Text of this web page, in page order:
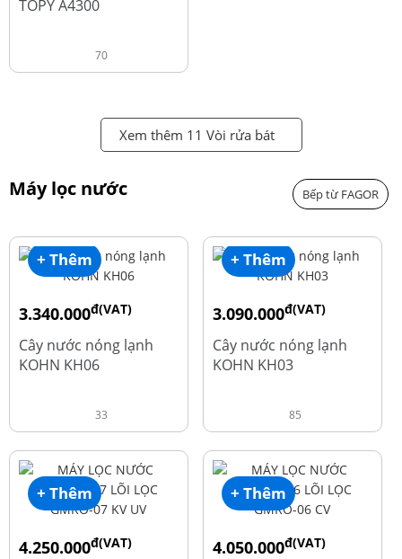
TOPY A4300
70
Xem thêm 11 Vòi rửa bát
Máy lọc nước Bếp từ FAGOR
+ Thêm
3.340.000đ(VAT)
4.550.000
Cây nước nóng lạnh
KOHN KH06
33
+ Thêm
3.090.000đ(VAT)
3.690.000
Cây nước nóng lạnh
KOHN KH03
85
+ Thêm
4.250.000đ(VAT)
+ Thêm
4.050.000đ(VAT)